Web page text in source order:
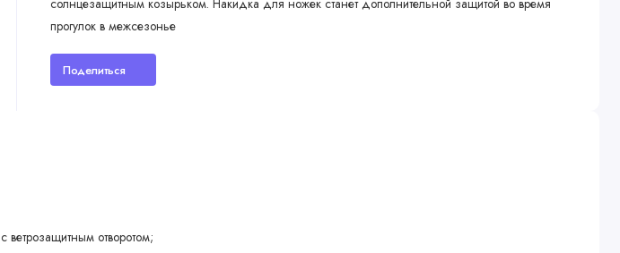
прогулок в межсезонье
Поделиться
отворотом;